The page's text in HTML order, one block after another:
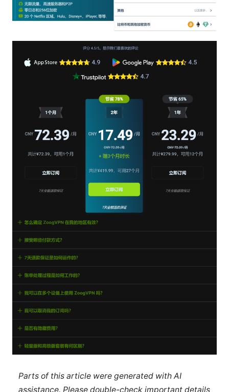
Parts of this article were generated with AI
assistance. Please double-check important details